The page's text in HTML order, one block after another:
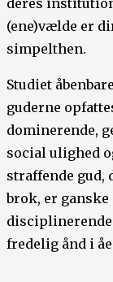
(ene)vælde er
simpelthen.
Studiet
guderne
dominerende,
social ulighed
straffende gud,
brok, er ganske
fredelig ånd i